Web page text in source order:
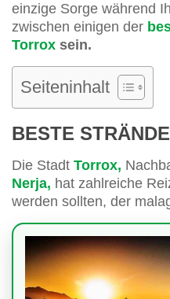
einzige Sorge während
zwischen einigen der
Torrox sein.
Seiteninhalt
BESTE
Die Stadt Torrox,
Nerja, hat zahlreiche
werden sollten, der